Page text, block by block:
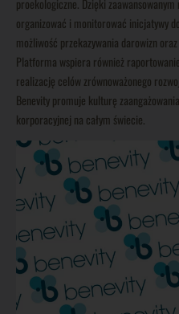
proekologiczne. Dzięki
organizować i monitorować inicjatywy
możliwość przekazywania darowizn
Platforma wspiera również
realizację celów zrównoważonego
Benevity promuje kulturę
korporacyjnej na całym świecie.